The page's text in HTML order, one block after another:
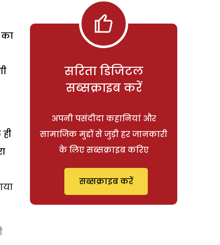
सरिता डिजिटल
सब्सक्राइब करें
अपनी पसंदीदा कहानियां और
सामाजिक मुद्दों से जुड़ी हर जानकारी
के लिए सब्सक्राइब करिए
सब्सक्राइब करें